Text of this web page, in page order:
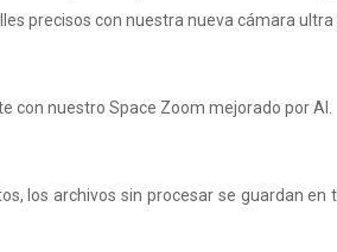
precisos con nuestra nueva cámara ultra
con nuestro Space Zoom mejorado por AI.
los archivos sin procesar se guardan en